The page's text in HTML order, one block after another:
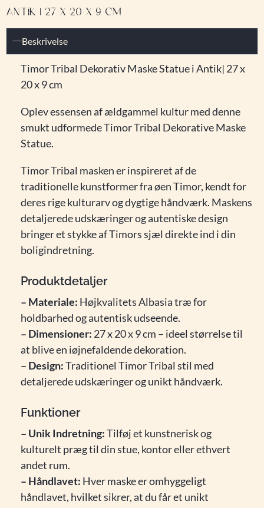
ANTIK | 27 X 20 X 9 CM
Beskrivelse
Timor Tribal Dekorativ Maske Statue i Antik| 27 x
20 x 9 cm
Oplev essensen af ældgammel kultur med denne
smukt udformede Timor Tribal Dekorative Maske
Statue.
Timor Tribal masken er inspireret af de
traditionelle kunstformer fra øen Timor, kendt for
deres rige kulturarv og dygtige håndværk. Maskens
detaljerede udskæringer og autentiske design
bringer et stykke af Timors sjæl direkte ind i din
boligindretning.
Produktdetaljer
– Materiale: Højkvalitets Albasia træ for
holdbarhed og autentisk udseende.
– Dimensioner: 27 x 20 x 9 cm – ideel størrelse til
at blive en iøjnefaldende dekoration.
– Design:Traditionel Timor Tribal stil med
detaljerede udskæringer og unikt håndværk.
Funktioner
– Unik Indretning:Tilføj et kunstnerisk og
kulturelt præg til din stue, kontor eller ethvert
andet rum.
– Håndlavet: Hver maske er omhyggeligt
håndlavet, hvilket sikrer, at du får et unikt